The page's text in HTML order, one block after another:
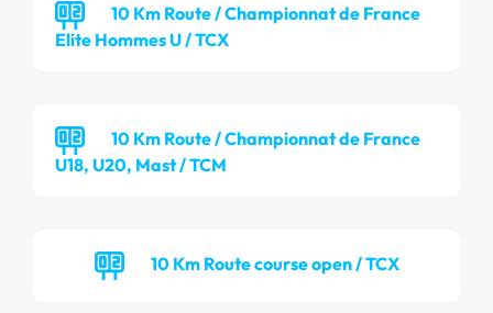
10 Km Route / Championnat de France
Elite Hommes U / TCX
10 Km Route / Championnat de France
U18, U20, Mast / TCM
10 Km Route course open / TCX